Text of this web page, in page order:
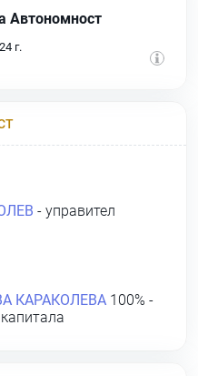
Автономност
г.
- управител
КАРАКОЛЕВА 100% -